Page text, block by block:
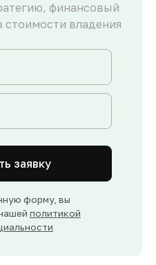
финансовый
стоимости владения
заявку
форму, вы
политикой